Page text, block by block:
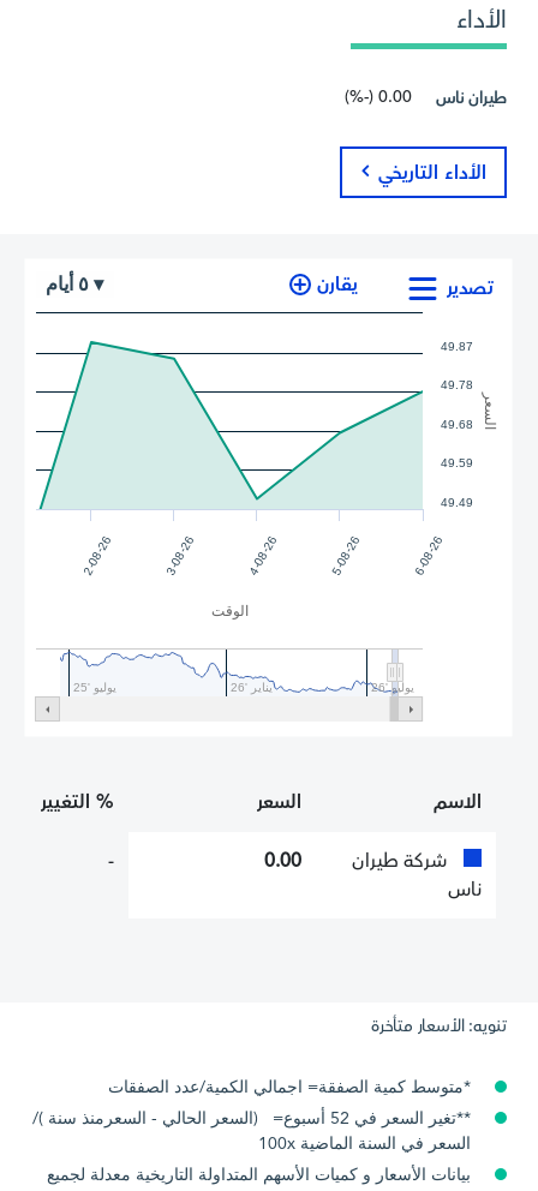
الأداء
طيران ناس 0.00 (-%)
الأداء التاريخي
يقارن
الوقت
السعر
تصدير
2-08-26 3-08-26 4-08-26 5-08-26 6-08-26
يوليو '25 يناير '26 يوليو '26
49.49
49.59
49.68
49.78
49.87
٥ أيام ▾
الاسم السعر % التغيير
شركة طيران
ناس
0.00
-
تنويه: الأسعار متأخرة
*متوسط كمية الصفقة= اجمالي الكمية/عدد الصفقات
**تغير السعر في 52 أسبوع= (السعر الحالي - السعرمنذ سنة )/
السعر في السنة الماضية 100x
بيانات الأسعار و كميات الأسهم المتداولة التاريخية معدلة لجميع